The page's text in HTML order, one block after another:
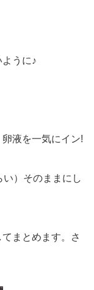
うに♪
液を一気にイン!
）そのままにし
まとめます。さ